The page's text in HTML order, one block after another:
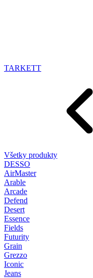
TARKETT
Všetky produkty
DESSO
AirMaster
Arable
Arcade
Defend
Desert
Essence
Fields
Futurity
Grain
Grezzo
Iconic
Jeans